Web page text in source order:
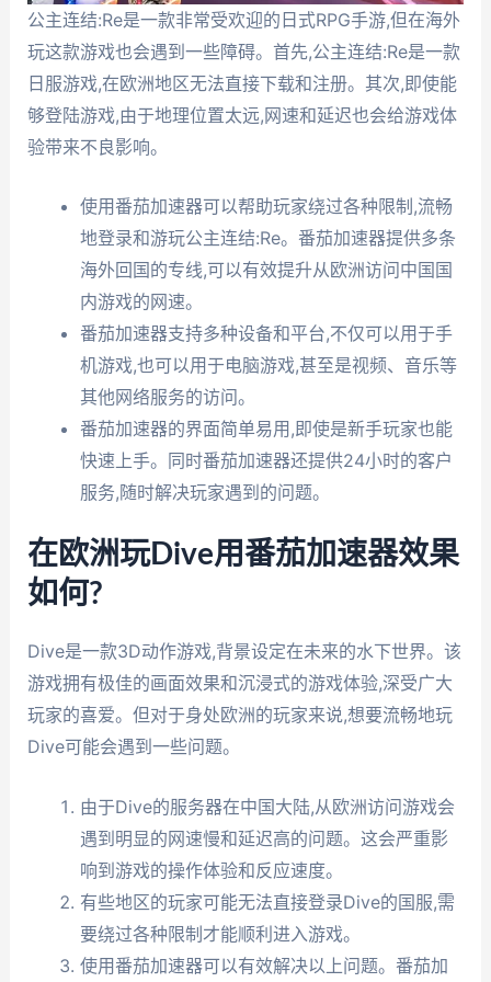
公主连结:Re是一款非常受欢迎的日式RPG手游,但在海外
玩这款游戏也会遇到一些障碍。首先,公主连结:Re是一款
日服游戏,在欧洲地区无法直接下载和注册。其次,即使能
够登陆游戏,由于地理位置太远,网速和延迟也会给游戏体
验带来不良影响。
使用番茄加速器可以帮助玩家绕过各种限制,流畅
地登录和游玩公主连结:Re。番茄加速器提供多条
海外回国的专线,可以有效提升从欧洲访问中国国
内游戏的网速。
番茄加速器支持多种设备和平台,不仅可以用于手
机游戏,也可以用于电脑游戏,甚至是视频、音乐等
其他网络服务的访问。
番茄加速器的界面简单易用,即使是新手玩家也能
快速上手。同时番茄加速器还提供24小时的客户
服务,随时解决玩家遇到的问题。
在欧洲玩Dive用番茄加速器效果
如何?
Dive是一款3D动作游戏,背景设定在未来的水下世界。该
游戏拥有极佳的画面效果和沉浸式的游戏体验,深受广大
玩家的喜爱。但对于身处欧洲的玩家来说,想要流畅地玩
Dive可能会遇到一些问题。
由于Dive的服务器在中国大陆,从欧洲访问游戏会
遇到明显的网速慢和延迟高的问题。这会严重影
响到游戏的操作体验和反应速度。
有些地区的玩家可能无法直接登录Dive的国服,需
要绕过各种限制才能顺利进入游戏。
使用番茄加速器可以有效解决以上问题。番茄加